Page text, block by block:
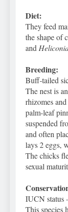
Diet:
They feed
the shape of
and
Breeding:
Buff-tailed
The nest is
rhizomes
palm-leaf
suspended
and often
lays 2 eggs,
The chicks
sexual
IUCN status
This species